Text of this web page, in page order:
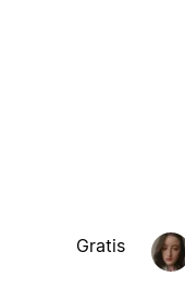
Gratis